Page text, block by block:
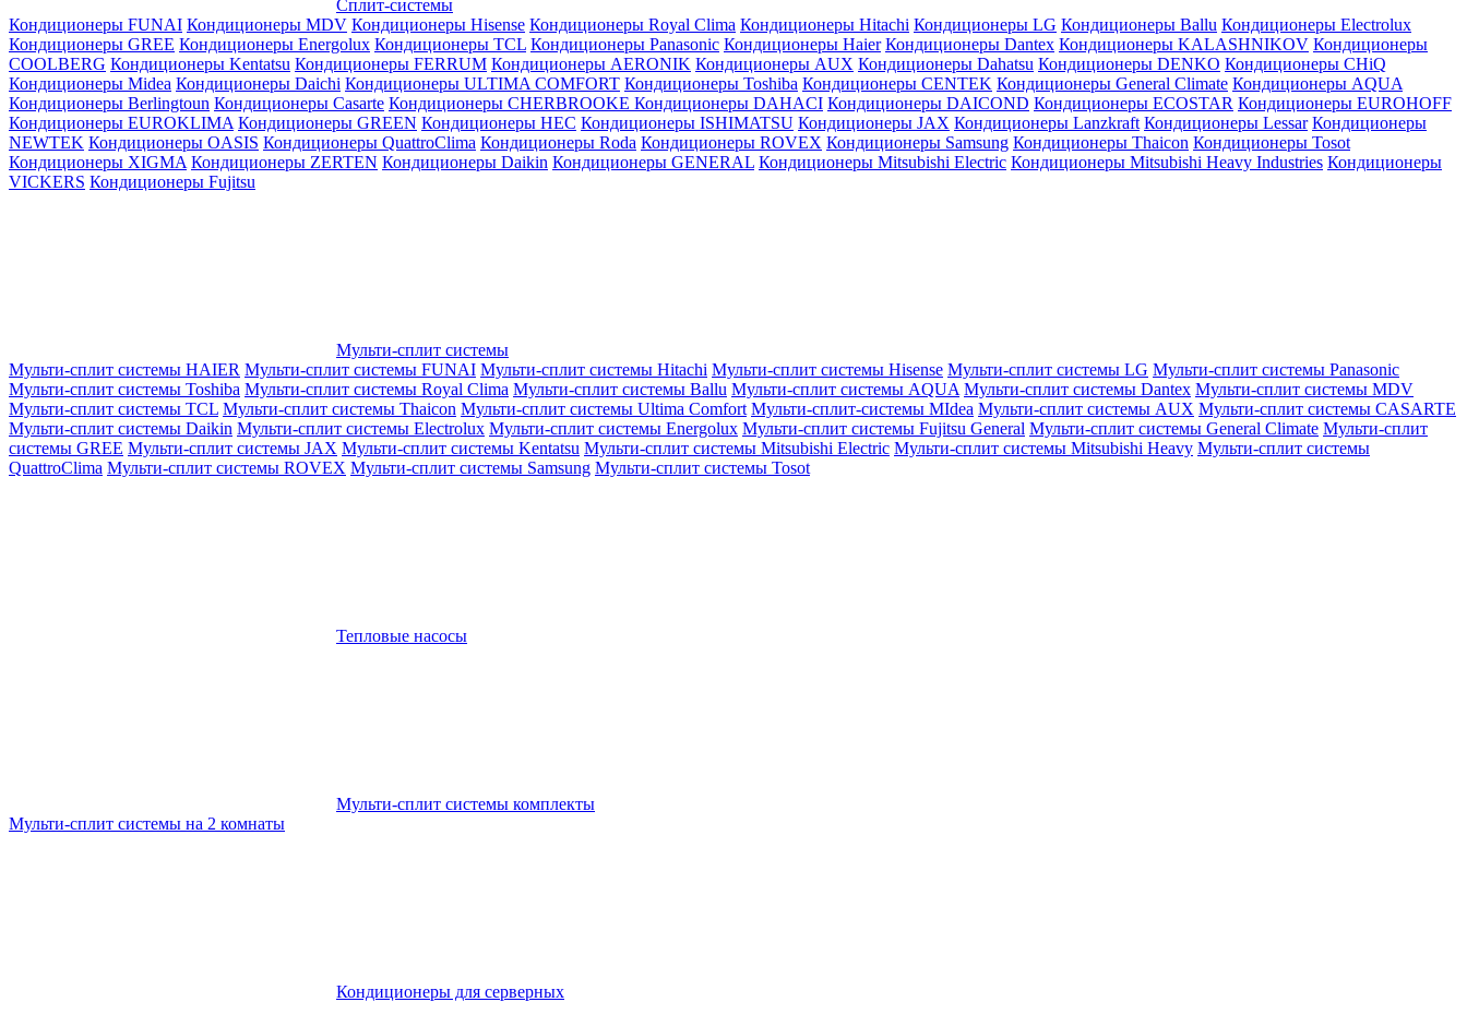
Сплит-системы
Кондиционеры FUNAI Кондиционеры MDV Кондиционеры Hisense Кондиционеры Royal Clima Кондиционеры Hitachi Кондиционеры LG Кондиционеры Ballu Кондиционеры Electrolux
Кондиционеры GREE Кондиционеры Energolux Кондиционеры TCL Кондиционеры Panasonic Кондиционеры Haier Кондиционеры Dantex Кондиционеры KALASHNIKOV Кондиционеры
СOOLBERG Кондиционеры Kentatsu Кондиционеры FERRUM Кондиционеры AERONIK Кондиционеры AUX Кондиционеры Dahatsu Кондиционеры DENKO Кондиционеры CHiQ
Кондиционеры Midea Кондиционеры Daichi Кондиционеры ULTIMA COMFORT Кондиционеры Toshiba Кондиционеры CENTEK Кондиционеры General Climate Кондиционеры AQUA
Кондиционеры Berlingtoun Кондиционеры Casarte Кондиционеры CHERBROOKE Кондиционеры DAHACI Кондиционеры DAICOND Кондиционеры ECOSTAR Кондиционеры EUROHOFF
Кондиционеры EUROKLIMA Кондиционеры GREEN Кондиционеры HEC Кондиционеры ISHIMATSU Кондиционеры JAX Кондиционеры Lanzkraft Кондиционеры Lessar Кондиционеры
NEWTEK Кондиционеры OASIS Кондиционеры QuattroClima Кондиционеры Roda Кондиционеры ROVEX Кондиционеры Samsung Кондиционеры Thaicon Кондиционеры Tosot
Кондиционеры XIGMA Кондиционеры ZERTEN Кондиционеры Daikin Кондиционеры GENERAL Кондиционеры Mitsubishi Electric Кондиционеры Mitsubishi Heavy Industries Кондиционеры
VICKERS Кондиционеры Fujitsu
Мульти-сплит системы
Мульти-сплит системы HAIER Мульти-сплит системы FUNAI Мульти-сплит системы Hitachi Мульти-сплит системы Hisense Мульти-сплит системы LG Мульти-сплит системы Panasonic
Мульти-сплит системы Toshiba Мульти-сплит системы Royal Clima Мульти-сплит системы Ballu Мульти-сплит системы AQUA Мульти-сплит системы Dantex Мульти-сплит системы MDV
Мульти-сплит системы TCL Мульти-сплит системы Thaicon Мульти-сплит системы Ultima Comfort Мульти-сплит-системы MIdea Мульти-сплит системы AUX Мульти-сплит системы CASARTE
Мульти-сплит системы Daikin Мульти-сплит системы Electrolux Мульти-сплит системы Energolux Мульти-сплит системы Fujitsu General Мульти-сплит системы General Climate Мульти-сплит
системы GREE Мульти-сплит системы JAX Мульти-сплит системы Kentatsu Мульти-сплит системы Mitsubishi Electric Мульти-сплит системы Mitsubishi Heavy Мульти-сплит системы
QuattroClima Мульти-сплит системы ROVEX Мульти-сплит системы Samsung Мульти-сплит системы Tosot
Тепловые насосы
Мульти-сплит системы комплекты
Мульти-сплит системы на 2 комнаты
Кондиционеры для серверных